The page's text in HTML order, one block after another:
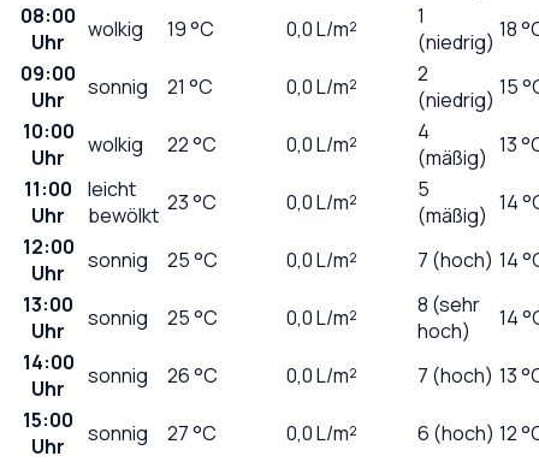
08:00
Uhr
wolkig 19°C 0,0L/m²
1
(niedrig) 18
09:00
Uhr
sonnig 21 °C 0,0L/m²
2
(niedrig) 15
10:00
Uhr
wolkig 22°C 0,0L/m²
4
(mäßig) 13
11:00
Uhr
leicht
bewölkt 23°C 0,0L/m²
5
(mäßig) 14
12:00
Uhr
sonnig 25°C 0,0L/m² 7 (hoch) 14
13:00
Uhr
sonnig 25°C 0,0L/m²
8 (sehr
hoch)
14
14:00
Uhr
sonnig 26°C 0,0L/m² 7 (hoch) 13
15:00
Uhr
sonnig 27°C 0,0L/m² 6 (hoch) 12